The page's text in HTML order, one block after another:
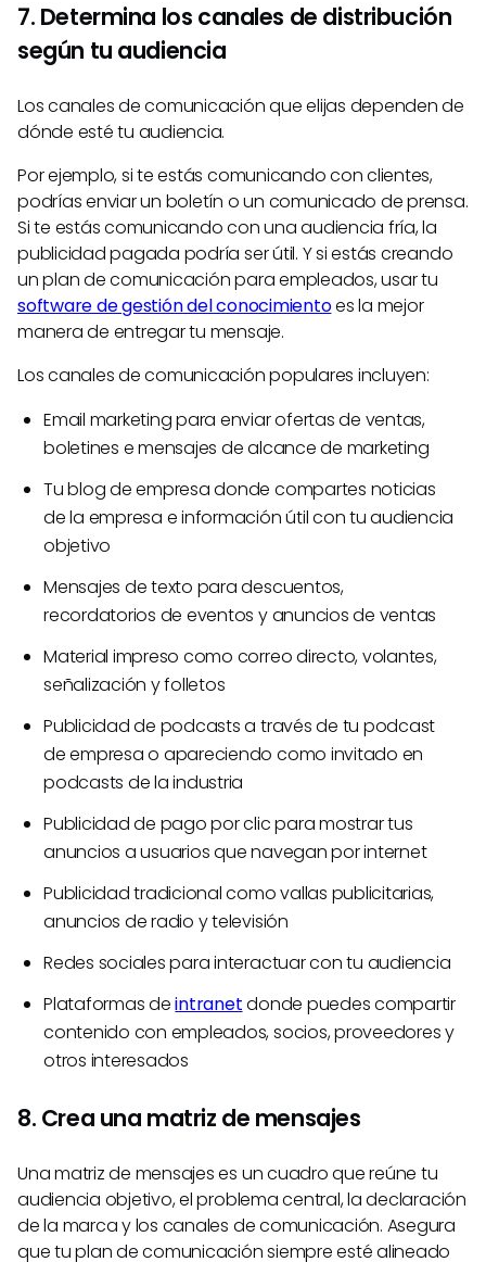
7. Determina los canales de distribución
según tu audiencia
Los canales de comunicación que elijas dependen de
dónde esté tu audiencia.
Por ejemplo, si te estás comunicando con clientes,
podrías enviar un boletín o un comunicado de prensa.
Si te estás comunicando con una audiencia fría, la
publicidad pagada podría ser útil. Y si estás creando
un plan de comunicación para empleados, usar tu
software de gestión del conocimientoes la mejor
manera de entregar tu mensaje.
Los canales de comunicación populares incluyen:
Email marketing para enviar ofertas de ventas,
boletines e mensajes de alcance de marketing
Tu blog de empresa donde compartes noticias
de la empresa e información útil con tu audiencia
objetivo
Mensajes de texto para descuentos,
recordatorios de eventos y anuncios de ventas
Material impreso como correo directo, volantes,
señalización y folletos
Publicidad de podcasts a través de tu podcast
de empresa o apareciendo como invitado en
podcasts de la industria
Publicidad de pago por clic para mostrar tus
anuncios a usuarios que navegan por internet
Publicidad tradicional como vallas publicitarias,
anuncios de radio y televisión
Redes sociales para interactuar con tu audiencia
Plataformas deintranetdonde puedes compartir
contenido con empleados, socios, proveedores y
otros interesados
8. Crea una matriz de mensajes
Una matriz de mensajes es un cuadro que reúne tu
audiencia objetivo, el problema central, la declaración
de la marca y los canales de comunicación. Asegura
que tu plan de comunicación siempre esté alineado